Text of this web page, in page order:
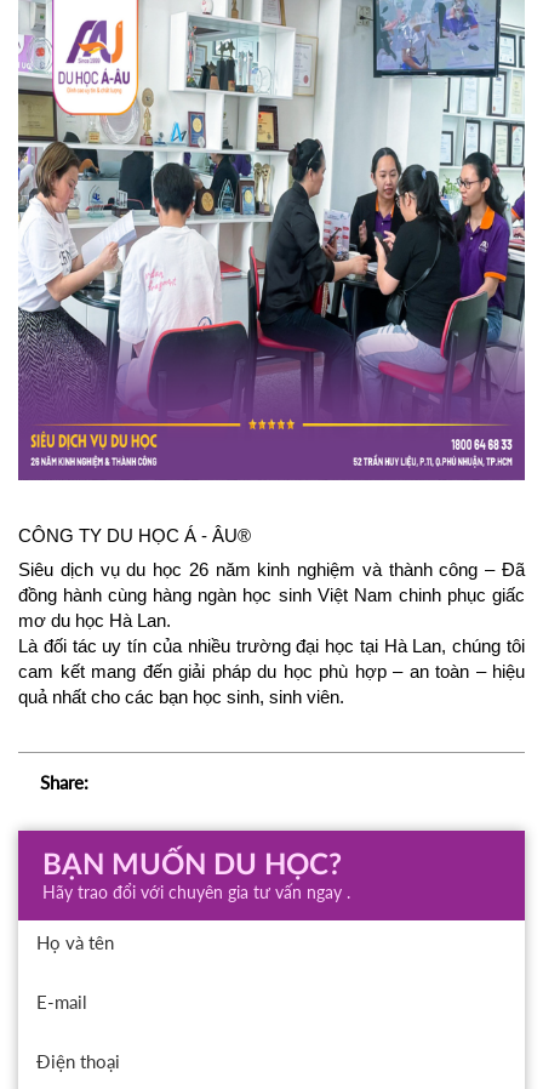
CÔNG TY DU HỌC Á - ÂU®
Siêu dịch vụ du học 26 năm kinh nghiệm và thành công – Đã
đồng hành cùng hàng ngàn học sinh Việt Nam chinh phục giấc
mơ du học Hà Lan.
Là đối tác uy tín của nhiều trường đại học tại Hà Lan, chúng tôi
cam kết mang đến giải pháp du học phù hợp – an toàn – hiệu
quả nhất cho các bạn học sinh, sinh viên.
Share:
BẠN MUỐN DU HỌC?
Hãy trao đổi với chuyên gia tư vấn ngay .
Họ và tên
E-mail
Điện thoại